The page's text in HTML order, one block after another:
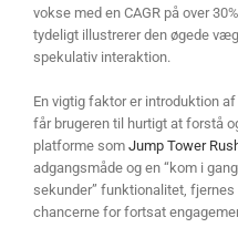
vokse med en CAGR på over
tydeligt illustrerer den øgede
spekulativ interaktion.
En vigtig faktor er introduktion
får brugeren til hurtigt at forstå
platforme som Jump Tower
adgangsmåde og en “kom i
sekunder” funktionalitet,
chancerne for fortsat